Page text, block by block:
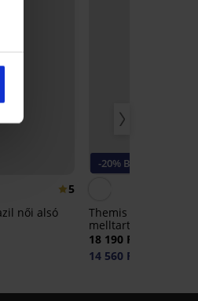
5
női alsó
-20% BRA20
Themis Lace
melltartó
18 190 Ft
14 560 Ft